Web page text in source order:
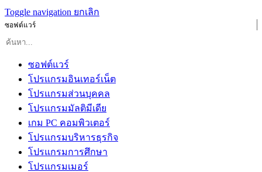
Toggle navigation ยกเลิก
ซอฟต์แวร์
ซอฟต์แวร์
โปรแกรมอินเทอร์เน็ต
โปรแกรมส่วนบุคคล
โปรแกรมมัลติมีเดีย
เกม PC คอมพิวเตอร์
โปรแกรมบริหารธุรกิจ
โปรแกรมการศึกษา
โปรแกรมเมอร์